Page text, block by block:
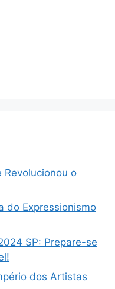
o
do Expressionismo
SP: Prepare-se
dos Artistas